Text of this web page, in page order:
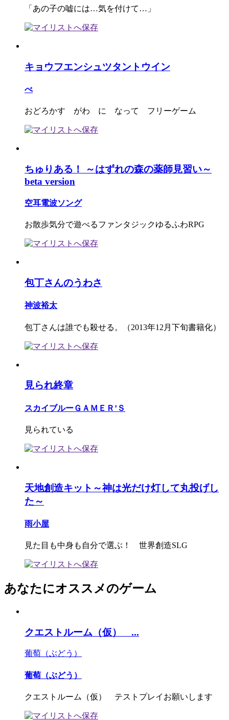
「あの子の嘘には…気を付けて…」
キョウフエンシュツタントウイン
べ
おどろかす がわ に なって フリーゲーム
ちゅりある！ ～はずれの森の薬師見習い～
beta version
空耳電波ソング
お散歩気分で遊べるファンタジックゆるふわRPG
包丁さんのうわさ
神波裕太
包丁さんは誰でも殺せる。（2013年12月下旬書籍化）
見られ終章
スカイブルーＧＡＭＥＲ’Ｓ
見られている
天地創造キット～神は光だけ灯して丸投げし
た～
雨小屋
見た目も中身も自分で選ぶ！ 世界創造SLG
あなたにオススメのゲーム
クエストルーム（仮） ...
葡萄（ぶどう）
葡萄（ぶどう）
クエストルーム（仮） テストプレイお願いします